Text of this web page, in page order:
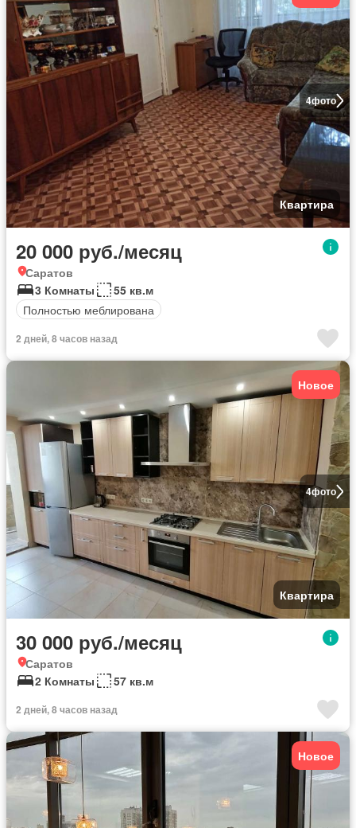
4фото
Квартира
20 000 руб./месяц
Саратов
3 Комнаты
55 кв.м
Полностью меблирована
2 дней, 8 часов назад
4фото
Новое
Квартира
30 000 руб./месяц
Саратов
2 Комнаты
57 кв.м
2 дней, 8 часов назад
Новое